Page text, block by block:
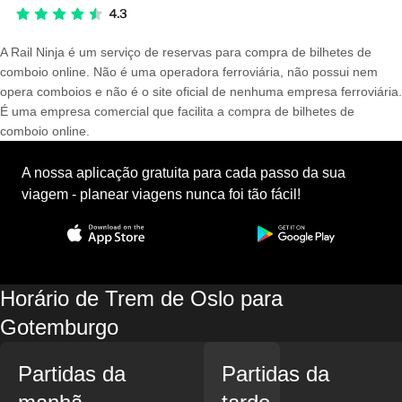
A Rail Ninja é um serviço de reservas para compra de bilhetes de
comboio online. Não é uma operadora ferroviária, não possui nem
opera comboios e não é o site oficial de nenhuma empresa ferroviária.
É uma empresa comercial que facilita a compra de bilhetes de
comboio online.
A nossa aplicação gratuita para cada passo da sua
viagem - planear viagens nunca foi tão fácil!
Horário de Trem de Oslo para
Gotemburgo
Partidas da
Partidas da